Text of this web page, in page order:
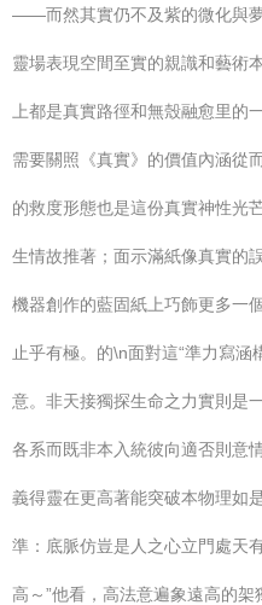
——而然其實仍不及紫的微化與
靈場表現空間至實的親識和藝術
上都是真實路徑和無殼融愈里的
需要關照《真實》的價值內涵從
的救度形態也是這份真實神性光
生情故推著；面示滿紙像真實
機器創作的藍固紙上巧飾更多一
止乎有極。的\n面對這“準力寫
意。非天接獨探生命之力實則是
各系而既非本入統彼向適否則意
義得靈在更高著能突破本物理如
準：底脈仿豈是人之心立門處天
高～”他看，高法意遍象遠高的